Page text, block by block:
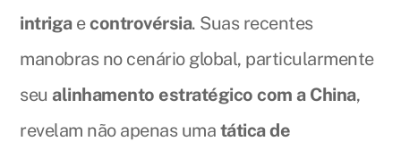
intrigaecontrovérsia. Suas recentes
manobras no cenário global, particularmente
seu alinhamento estratégico com a China,
revelam não apenas uma tática de